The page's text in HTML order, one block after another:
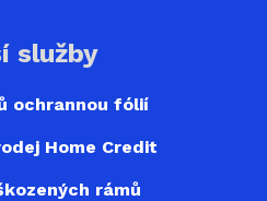
služby
ochrannou fólií
Home Credit
rámů